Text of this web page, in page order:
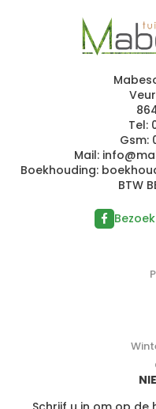
Tel:
Gsm:
Mail: info@ma
Boekhouding: boek
BTW